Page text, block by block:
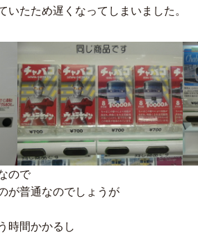
いたため遅くなってしまいました。
ので
が普通なのでしょうが
時間かかるし